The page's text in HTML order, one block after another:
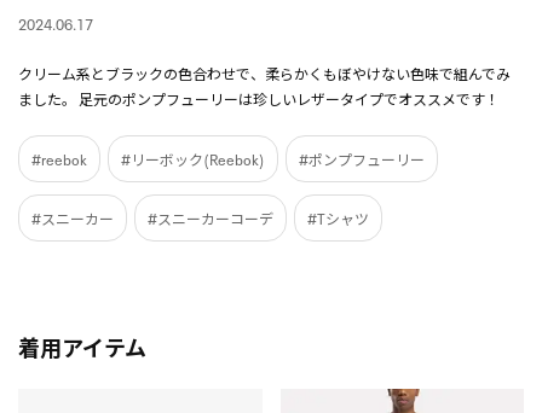
2024.06.17
クリーム系とブラックの色合わせで、柔らかくもぼやけない色味で組んでみ
ました。 足元のポンプフューリーは珍しいレザータイプでオススメです！
#reebok #リーボック(Reebok) #ポンプフューリー
#スニーカー #スニーカーコーデ #Tシャツ
着用アイテム